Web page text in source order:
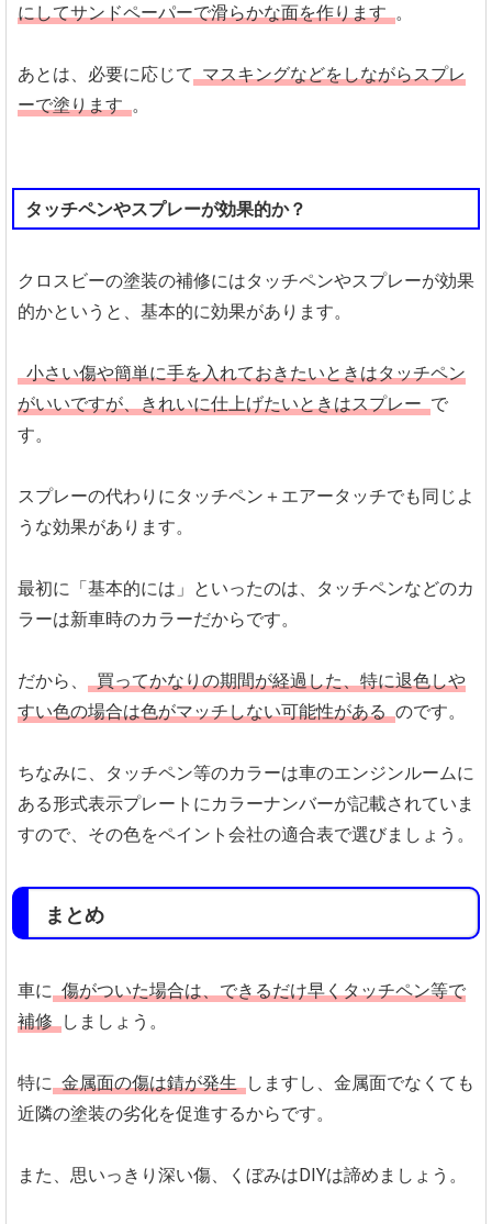
にしてサンドペーパーで滑らかな面を作ります 。
あとは、必要に応じて マスキングなどをしながらスプレ
ーで塗ります 。
タッチペンやスプレーが効果的か？
クロスビーの塗装の補修にはタッチペンやスプレーが効果
的かというと、基本的に効果があります。
小さい傷や簡単に手を入れておきたいときはタッチペン
がいいですが、きれいに仕上げたいときはスプレー で
す。
スプレーの代わりにタッチペン＋エアータッチでも同じよ
うな効果があります。
最初に「基本的には」といったのは、タッチペンなどのカ
ラーは新車時のカラーだからです。
だから、
買ってかなりの期間が経過した、特に退色しや
すい色の場合は色がマッチしない可能性がある のです。
ちなみに、タッチペン等のカラーは車のエンジンルームに
ある形式表示プレートにカラーナンバーが記載されていま
すので、その色をペイント会社の適合表で選びましょう。
まとめ
車に 傷がついた場合は、できるだけ早くタッチペン等で
補修
しましょう。
特に 金属面の傷は錆が発生
しますし、金属面でなくても
近隣の塗装の劣化を促進するからです。
また、思いっきり深い傷、くぼみはDIYは諦めましょう。